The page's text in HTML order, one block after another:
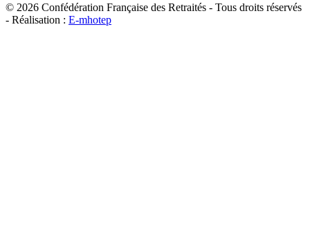
© 2026 Confédération Française des Retraités - Tous droits réservés
- Réalisation : E-mhotep